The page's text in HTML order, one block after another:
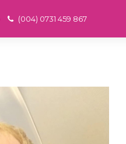
(004) 0731 459 867